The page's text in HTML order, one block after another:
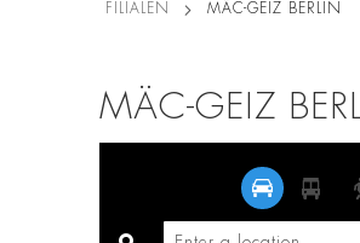
FILIALEN MÄC-GEIZ BERLIN
MÄC-GEIZ